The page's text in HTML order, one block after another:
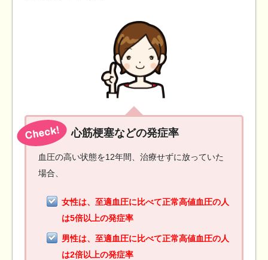
心筋梗塞などの発症率
血圧の高い状態を12年間、治療せずに放っていた
場合、
女性は、至適血圧に比べて正常高値血圧の人
は5倍以上の発症率
男性は、至適血圧に比べて正常高値血圧の人
は2倍以上の発症率